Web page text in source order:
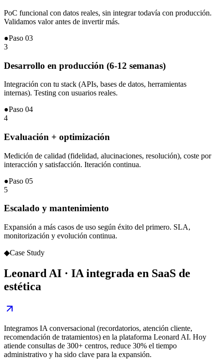
PoC funcional con datos reales, sin integrar todavía con producción.
Validamos valor antes de invertir más.
●Paso 03
3
Desarrollo en producción (6-12 semanas)
Integración con tu stack (APIs, bases de datos, herramientas
internas). Testing con usuarios reales.
●Paso 04
4
Evaluación + optimización
Medición de calidad (fidelidad, alucinaciones, resolución), coste por
interacción y satisfacción. Iteración continua.
●Paso 05
5
Escalado y mantenimiento
Expansión a más casos de uso según éxito del primero. SLA,
monitorización y evolución continua.
◆Case Study
Leonard AI · IA integrada en SaaS de
estética
Integramos IA conversacional (recordatorios, atención cliente,
recomendación de tratamientos) en la plataforma Leonard AI. Hoy
atiende consultas de 300+ centros, reduce 30% el tiempo
administrativo y ha sido clave para la expansión.